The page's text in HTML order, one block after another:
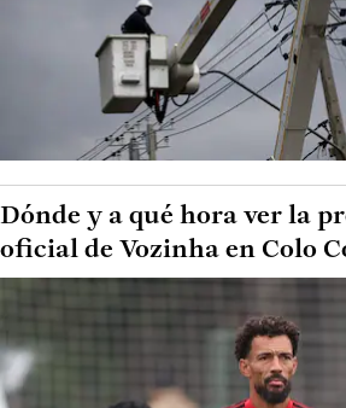
Dónde y a qué hora ver la
oficial de Vozinha en Colo